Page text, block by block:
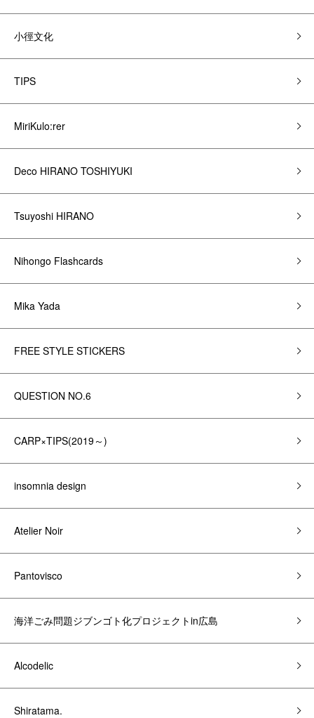
小徑文化
TIPS
MiriKulo:rer
Deco HIRANO TOSHIYUKI
Tsuyoshi HIRANO
Nihongo Flashcards
Mika Yada
FREE STYLE STICKERS
QUESTION NO.6
CARP×TIPS(2019～)
insomnia design
Atelier Noir
Pantovisco
海洋ごみ問題ジブンゴト化プロジェクトin広島
Alcodelic
Shiratama.